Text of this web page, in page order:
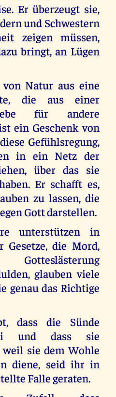
Er überzeugt sie,
und Schwestern
zeigen müssen,
bringt, an Lügen
von Natur aus eine
die aus einer
für andere
ein Geschenk von
Gefühlsregung,
in ein Netz der
über das sie
Er schafft es,
zu lassen, die
Gott darstellen.
unterstützen in
die Mord,
glauben viele
genau das Richtige
dass die Sünde
und dass sie
sie dem Wohle
diene, seid ihr in
Falle geraten.